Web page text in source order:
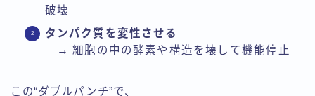
破壊
タンパク質を変性させる
→ 細胞の中の酵素や構造を壊して機能停止
この“ダブルパンチ”で、